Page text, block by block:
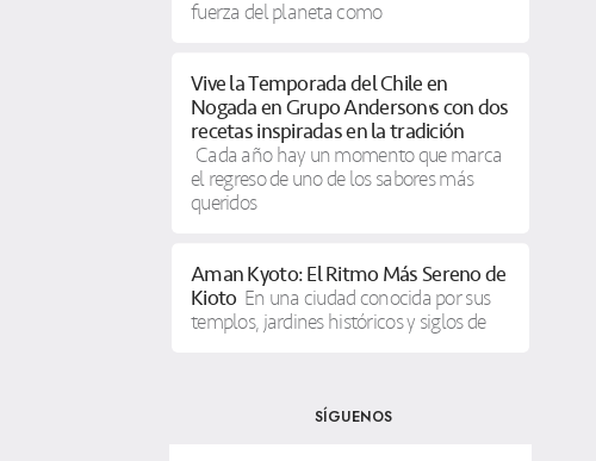
fuerza del planeta como
Vive la Temporada del Chile en
Nogada en Grupo Anderson’s con dos
recetas inspiradas en la tradición
Cada año hay un momento que marca
el regreso de uno de los sabores más
queridos
Aman Kyoto: El Ritmo Más Sereno de
Kioto En una ciudad conocida por sus
templos, jardines históricos y siglos de
SÍGUENOS